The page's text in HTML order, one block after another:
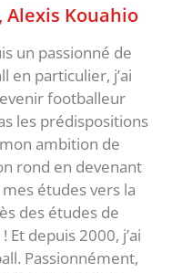
Alexis Kouahio
un passionné de
en particulier, j’ai
footballeur
les prédispositions
ambition de
rond en devenant
études vers la
des études de
Et depuis 2000, j’ai
Passionnément,